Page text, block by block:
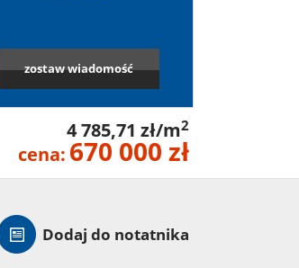
zostaw wiadomość
4 785,71 zł/m2
cena: 670 000 zł
Dodaj do notatnika